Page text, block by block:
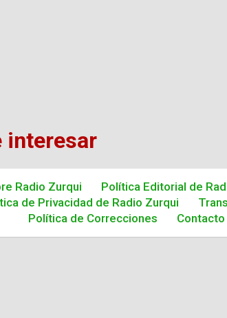
interesar
Radio Zurqui
Política Editorial de
de Privacidad de Radio Zurqui
Política de Correcciones
Contacto